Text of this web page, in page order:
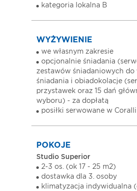
kategoria lokalna B
WYŻYWIENIE
we własnym zakresie
opcjonalnie śniadania
zestawów śniadaniowych
śniadania i obiadokolacje
przystawek oraz 15 dań
wyboru) - za dopłatą
posiłki serwowane w
POKOJE
Studio Superior
2-3 os. (ok 17 - 25 m2)
dostawka dla 3. osoby
klimatyzacja indywidualna